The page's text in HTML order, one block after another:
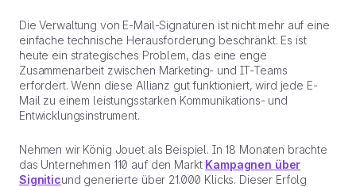
Die Verwaltung von E-Mail-Signaturen ist nicht mehr auf eine
einfache technische Herausforderung beschränkt. Es ist
heute ein strategisches Problem, das eine enge
Zusammenarbeit zwischen Marketing- und IT-Teams
erfordert. Wenn diese Allianz gut funktioniert, wird jede E-
Mail zu einem leistungsstarken Kommunikations- und
Entwicklungsinstrument.
Nehmen wir König Jouet als Beispiel. In 18 Monaten brachte
das Unternehmen 110 auf den Markt Kampagnen über
Signiticund generierte über 21.000 Klicks. Dieser Erfolg